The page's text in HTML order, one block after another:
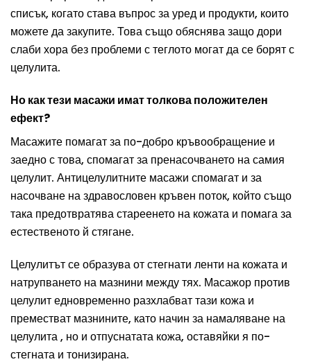
списък, когато става въпрос за уред и продукти, които
можете да закупите. Това също обяснява защо дори
слаби хора без проблеми с теглото могат да се борят с
целулита.
Но как тези масажи имат толкова положителен
ефект?
Масажите помагат за по-добро кръвообращение и
заедно с това, спомагат за пренасочването на самия
целулит. Антицелулитните масажи спомагат и за
насочване на здравословен кръвен поток, който също
така предотвратява стареенето на кожата и помага за
естественото й стягане.
Целулитът се образува от стегнати ленти на кожата и
натрупването на мазнини между тях. Масажор против
целулит едновременно разхлабват тази кожа и
преместват мазнините, като начин за намаляване на
целулита , но и отпуснатата кожа, оставяйки я по-
стегната и тонизирана.